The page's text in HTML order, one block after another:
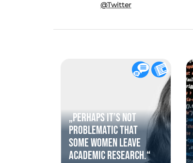
@Twitter
„Perhaps it’s not
problematic that
some women leave
academic research.“